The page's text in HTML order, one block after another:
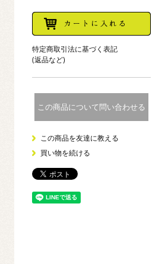
特定商取引法に基づく表記
(返品など)
この商品について問い合わせる
この商品を友達に教える
買い物を続ける